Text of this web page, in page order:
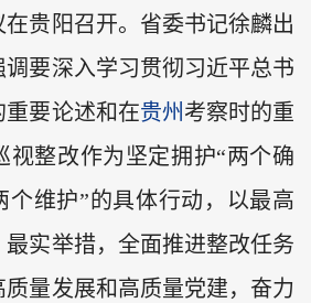
贵阳召开。省委书记徐麟出
要深入学习贯彻习近平总书
重要论述和在贵州 考察时的重
视整改作为坚定拥护“两个确
个维护”的具体行动，以最高
实举措，全面推进整改任务
量发展和高质量党建，奋力